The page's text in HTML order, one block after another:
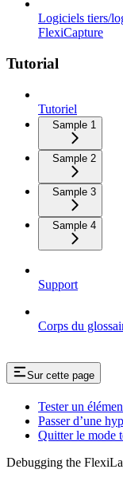
Logiciels tiers/
FlexiCapture
Tutorial
Tutoriel
Sample 1
Sample 2
Sample 3
Sample 4
Support
Corps du
Sur cette page
Tester un
Passer d’une
Quitter le mode
Debugging the